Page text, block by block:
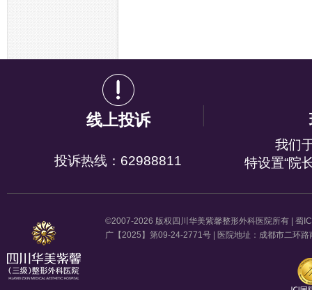
线上投诉
投诉热线：62988811
我们
特设置“院
©2007-2026 版权四川华美紫馨整形外科医院所有 | 蜀
广【2025】第09-24-2771号 | 医院地址：成都市二环